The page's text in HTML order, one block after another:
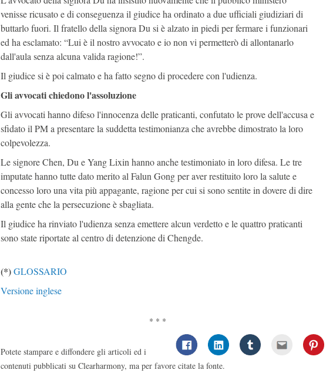
venisse ricusato e di conseguenza il giudice ha ordinato a due ufficiali giudiziari di
buttarlo fuori. Il fratello della signora Du si è alzato in piedi per fermare i funzionari
ed ha esclamato: “Lui è il nostro avvocato e io non vi permetterò di allontanarlo
dall'aula senza alcuna valida ragione!”.
Il giudice si è poi calmato e ha fatto segno di procedere con l'udienza.
Gli avvocati chiedono l'assoluzione
Gli avvocati hanno difeso l'innocenza delle praticanti, confutato le prove dell'accusa e
sfidato il PM a presentare la suddetta testimonianza che avrebbe dimostrato la loro
colpevolezza.
Le signore Chen, Du e Yang Lixin hanno anche testimoniato in loro difesa. Le tre
imputate hanno tutte dato merito al Falun Gong per aver restituito loro la salute e
concesso loro una vita più appagante, ragione per cui si sono sentite in dovere di dire
alla gente che la persecuzione è sbagliata.
Il giudice ha rinviato l'udienza senza emettere alcun verdetto e le quattro praticanti
sono state riportate al centro di detenzione di Chengde.
(*)GLOSSARIO
Versione inglese
* * *
Potete stampare e diffondere gli articoli ed i
contenuti pubblicati su Clearharmony, ma per favore citate la fonte.